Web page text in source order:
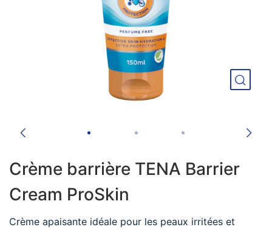
Crème barrière TENA Barrier
Cream ProSkin
Crème apaisante idéale pour les peaux irritées et